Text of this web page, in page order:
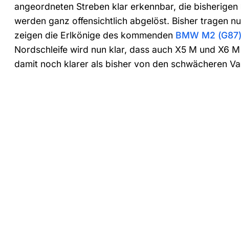
angeordneten Streben klar erkennbar, die
werden ganz offensichtlich abgelöst. Bisher tragen
zeigen die Erlkönige des kommenden BMW M2 (G87)
Nordschleife wird nun klar, dass auch X5 M und X6
damit noch klarer als bisher von den schwächeren